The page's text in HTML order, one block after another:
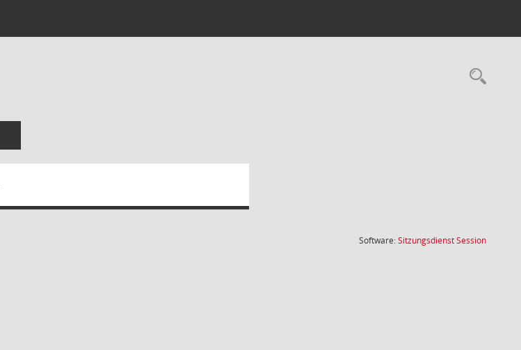
Software:SitzungsdienstSession(Wird in